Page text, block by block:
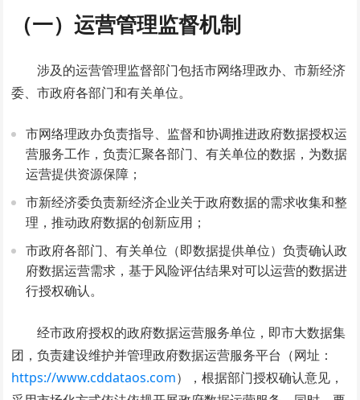
（一）运营管理监督机制
涉及的运营管理监督部门包括市网络理政办、市新经济
委、市政府各部门和有关单位。
市网络理政办负责指导、监督和协调推进政府数据授权运
营服务工作，负责汇聚各部门、有关单位的数据，为数据
运营提供资源保障；
市新经济委负责新经济企业关于政府数据的需求收集和整
理，推动政府数据的创新应用；
市政府各部门、有关单位（即数据提供单位）负责确认政
府数据运营需求，基于风险评估结果对可以运营的数据进
行授权确认。
经市政府授权的政府数据运营服务单位，即市大数据集
团，负责建设维护并管理政府数据运营服务平台（网址：
https://www.cddataos.com），根据部门授权确认意见，